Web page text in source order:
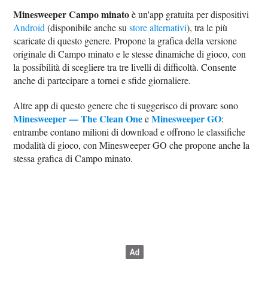
Minesweeper Campo minatoè un'app gratuita per dispositivi
Android (disponibile anche sustore alternativi), tra le più
scaricate di questo genere. Propone la grafica della versione
originale di Campo minato e le stesse dinamiche di gioco, con
la possibilità di scegliere tra tre livelli di difficoltà. Consente
anche di partecipare a tornei e sfide giornaliere.
Altre app di questo genere che ti suggerisco di provare sono
Minesweeper — The Clean OneeMinesweeper GO:
entrambe contano milioni di download e offrono le classifiche
modalità di gioco, con Minesweeper GO che propone anche la
stessa grafica di Campo minato.